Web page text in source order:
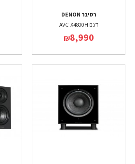
רסיבר DENON
דגם AVC-X4800H
₪8,990